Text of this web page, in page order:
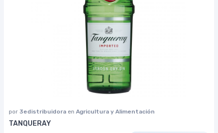
por 3edistribuidora en Agricultura y Alimentación
TANQUERAY